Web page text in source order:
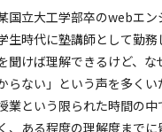
国立大工学部卒のwebエン
生時代に塾講師として勤
聞けば理解できるけど、
らない」という声を多くい
業という限られた時間の
、ある程度の理解度まで